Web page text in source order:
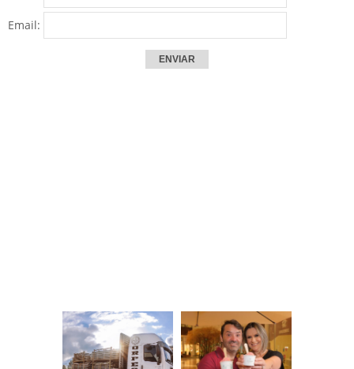
Email: